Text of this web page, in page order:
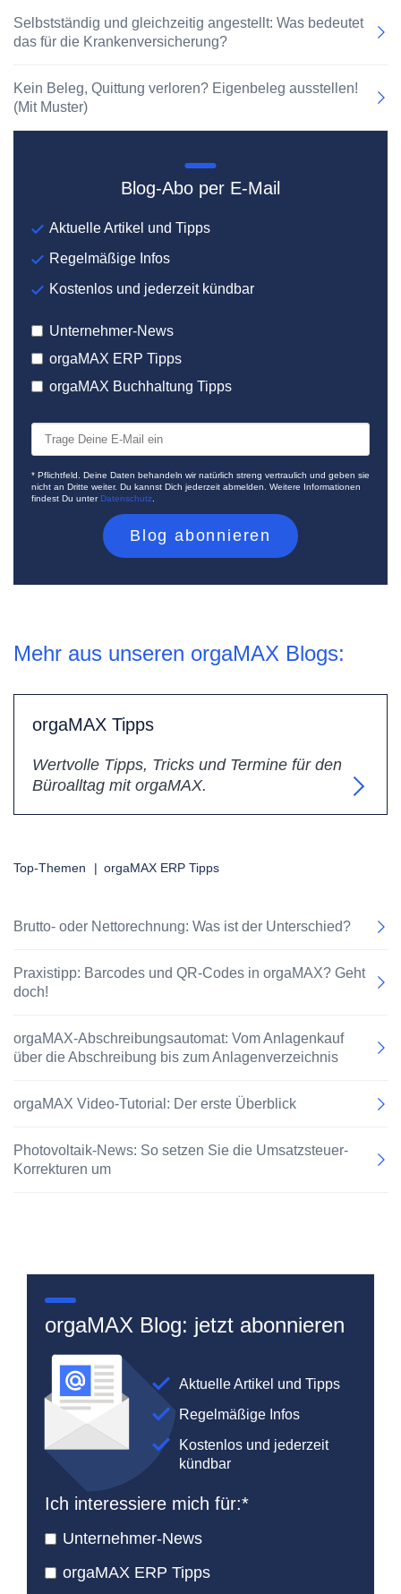
Selbstständig und gleichzeitig angestellt: Was bedeutet
das für die Krankenversicherung?
Kein Beleg, Quittung verloren? Eigenbeleg ausstellen!
(Mit Muster)
Blog-Abo per E-Mail
Aktuelle Artikel und Tipps
Regelmäßige Infos
Kostenlos und jederzeit kündbar
Unternehmer-News
orgaMAX ERP Tipps
orgaMAX Buchhaltung Tipps
* Pflichtfeld. Deine Daten behandeln wir natürlich streng vertraulich und geben sie
nicht an Dritte weiter. Du kannst Dich jederzeit abmelden. Weitere Informationen
findest Du unterDatenschutz
Mehr aus unseren orgaMAX Blogs:
orgaMAX Tipps
Wertvolle Tipps, Tricks und Termine für den
Büroalltag mit orgaMAX.
Top-Themen | orgaMAX ERP Tipps
Brutto- oder Nettorechnung: Was ist der Unterschied?
Praxistipp: Barcodes und QR-Codes in orgaMAX? Geht
doch!
orgaMAX-Abschreibungsautomat: Vom Anlagenkauf
über die Abschreibung bis zum Anlagenverzeichnis
orgaMAX Video-Tutorial: Der erste Überblick
Photovoltaik-News: So setzen Sie die Umsatzsteuer-
Korrekturen um
orgaMAX Blog: jetzt abonnieren
Aktuelle Artikel und Tipps
Regelmäßige Infos
Kostenlos und jederzeit
kündbar
Ich interessiere mich für:*
Unternehmer-News
orgaMAX ERP Tipps